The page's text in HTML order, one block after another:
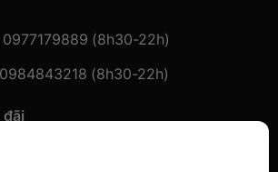
(8h30-22h)
(8h30-22h)
tin ưu đãi sớm nhất.